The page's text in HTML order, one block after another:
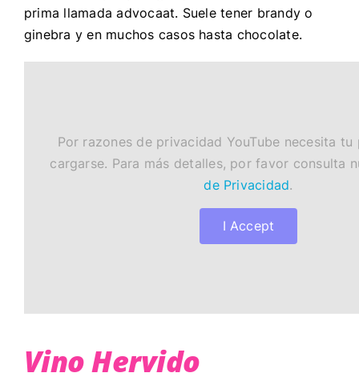
prima llamada advocaat. Suele tener brandy o
ginebra y en muchos casos hasta chocolate.
Por razones de privacidad YouTube necesita tu
cargarse. Para más detalles, por favor consulta
de Privacidad.
I Accept
Vino Hervido